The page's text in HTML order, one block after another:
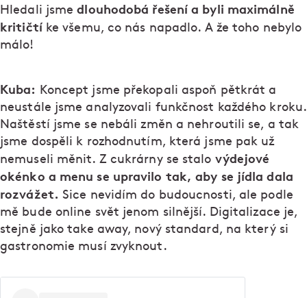
Hledali jsme dlouhodobá řešení a byli maximálně
kritičtí ke všemu, co nás napadlo. A že toho nebylo
málo!
Kuba:
Koncept jsme překopali aspoň pětkrát a
neustále jsme analyzovali funkčnost každého kroku.
Naštěstí jsme se nebáli změn a nehroutili se, a tak
jsme dospěli k rozhodnutím, která jsme pak už
nemuseli měnit. Z cukrárny se stalo výdejové
okénko a menu se upravilo tak, aby se jídla dala
rozvážet. Sice nevidím do budoucnosti, ale podle
mě bude online svět jenom silnější. Digitalizace je,
stejně jako take away, nový standard, na který si
gastronomie musí zvyknout.